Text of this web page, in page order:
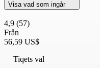
Visa vad som ingår
4,9 (57)
Från
56,59 US$
Tiqets val